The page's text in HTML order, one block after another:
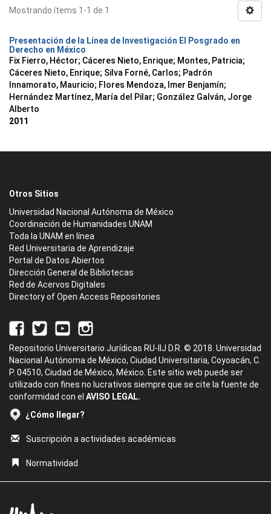
Mostrando ítems 1-1 de 1
Presentación de la Línea de Investigación El Posgrado en
Derecho en México
Fix Fierro, Héctor; Cáceres Nieto, Enrique; Montes, Patricia;
Cáceres Nieto, Enrique; Silva Forné, Carlos; Padrón
Innamorato, Mauricio; Flores Mendoza, Imer Benjamín;
Hernández Martínez, María del Pilar; González Galván, Jorge
Alberto
2011
Otros Sitios
Universidad Nacional Autónoma de México
Coordinación de Humanidades UNAM
Toda la UNAM en línea
Red Universitaria de Aprendizaje
Portal de Datos Abiertos
Dirección General de Bibliotecas
Red de Acervos Digitales
Directory of Open Access Repositories
Repositorio Universitario Jurídicas RU-IIJ D.R. © 2018. Universidad
Nacional Autónoma de México, Ciudad Universitaria, Coyoacán, C.
P. 04510, Ciudad de México, México. Este sitio web puede ser
utilizado con fines no lucrativos siempre que se cite la fuente de
conformidad con el AVISO LEGAL.
¿Cómo llegar?
Suscripción a actividades académicas
Normatividad